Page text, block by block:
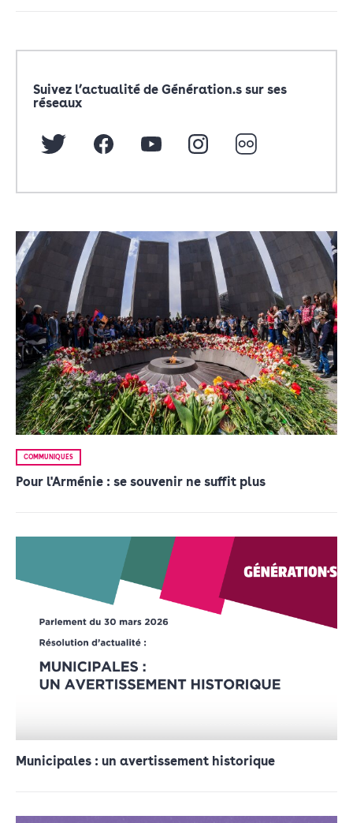
Suivez l’actualité de Génération.s sur ses
réseaux
COMMUNIQUÉS
Pour l'Arménie : se souvenir ne suffit plus
Municipales : un avertissement historique